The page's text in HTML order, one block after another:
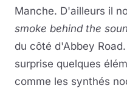
Manche. D'ailleurs il
smoke behind the
du côté d'Abbey
surprise quelques
comme les synthés